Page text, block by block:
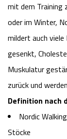
mit dem Training
oder im Winter,
mildert auch
gesenkt,
Muskulatur
zurück und
Definition nach
Nordic
Stöcke